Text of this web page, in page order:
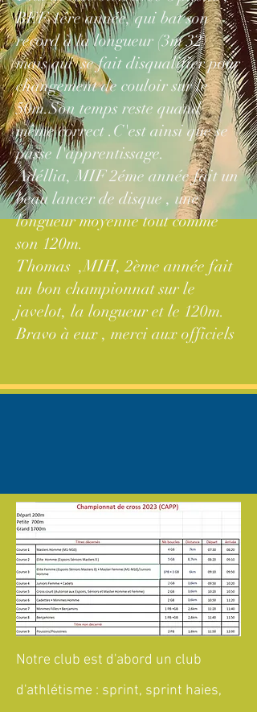
BEF 1ére année, qui bat son
record à la longueur (3m 32)
mais qui se fait disqualifier pour
changement de couloir sur le
50m.Son temps reste quand
même correct .C'est ainsi que se
passe l'apprentissage.
Adéllia, MIF 2éme année fait un
beau lancer de disque , une
longueur moyenne tout comme
son 120m.
Thomas ,MIH, 2ème année fait
un bon championnat sur le
javelot, la longueur et le 120m.
Bravo à eux , merci aux officiels
Notre club est d'abord un club
d'athlétisme : sprint, sprint haies,